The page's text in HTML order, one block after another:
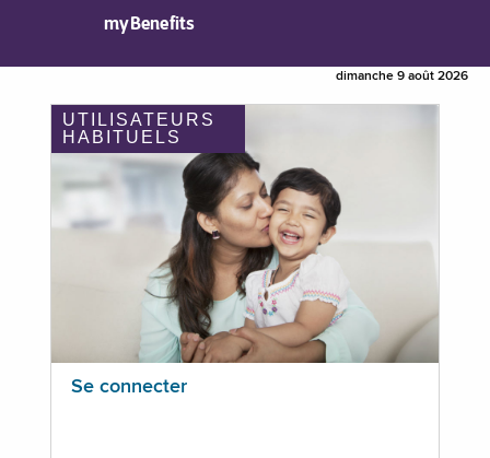
myBenefits
dimanche 9 août 2026
UTILISATEURS
HABITUELS
Se connecter